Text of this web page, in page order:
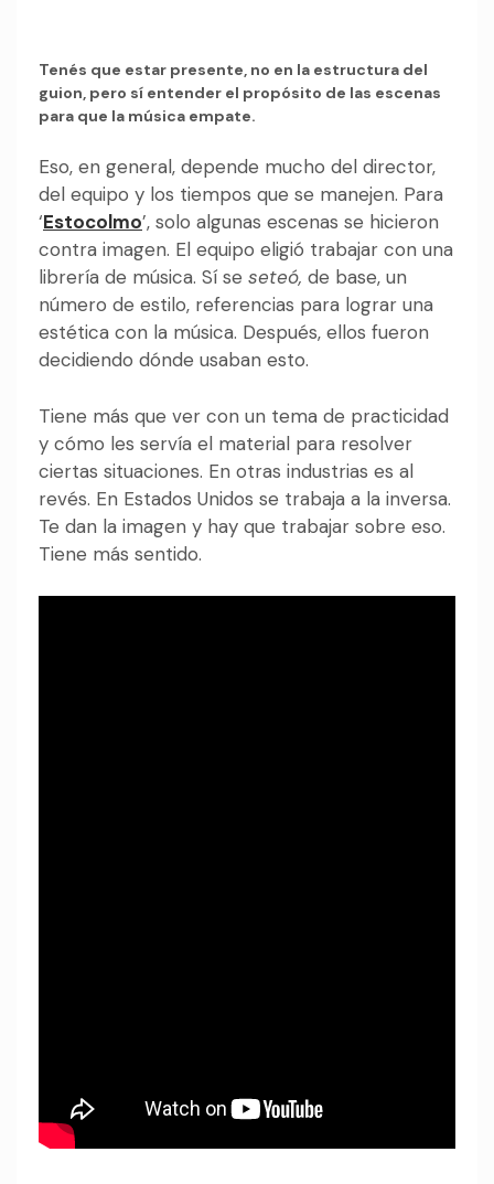
Tenés que estar presente, no en la estructura del
guion, pero sí entender el propósito de las escenas
para que la música empate.
Eso, en general, depende mucho del director,
del equipo y los tiempos que se manejen. Para
‘Estocolmo’, solo algunas escenas se hicieron
contra imagen. El equipo eligió trabajar con una
librería de música. Sí se seteó, de base, un
número de estilo, referencias para lograr una
estética con la música. Después, ellos fueron
decidiendo dónde usaban esto.
Tiene más que ver con un tema de practicidad
y cómo les servía el material para resolver
ciertas situaciones. En otras industrias es al
revés. En Estados Unidos se trabaja a la inversa.
Te dan la imagen y hay que trabajar sobre eso.
Tiene más sentido.